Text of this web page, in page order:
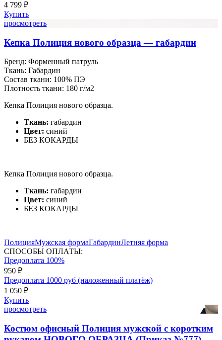
4 799 ₽
Купить
просмотреть
Кепка Полиция нового образца — габардин
Бренд: Форменный патруль
Ткань: Габардин
Состав ткани: 100% ПЭ
Плотность ткани: 180 г/м2
Кепка Полиция нового образца.
Ткань: габардин
Цвет: синий
БЕЗ КОКАРДЫ
Кепка Полиция нового образца.
Ткань: габардин
Цвет: синий
БЕЗ КОКАРДЫ
ПолицияМужская формаГабардинЛетняя форма
СПОСОБЫ ОПЛАТЫ:
Предоплата 100%
950 ₽
Предоплата 1000 руб (наложенный платёж)
1 050 ₽
Купить
просмотреть
Костюм офисный Полиция мужской с коротким